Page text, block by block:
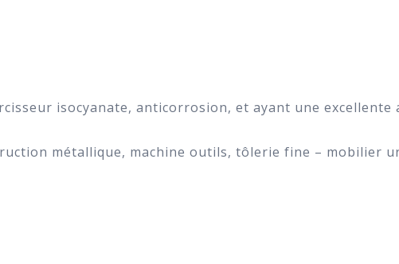
isocyanate, anticorrosion, et ayant une excellente
métallique, machine outils, tôlerie fine – mobilier